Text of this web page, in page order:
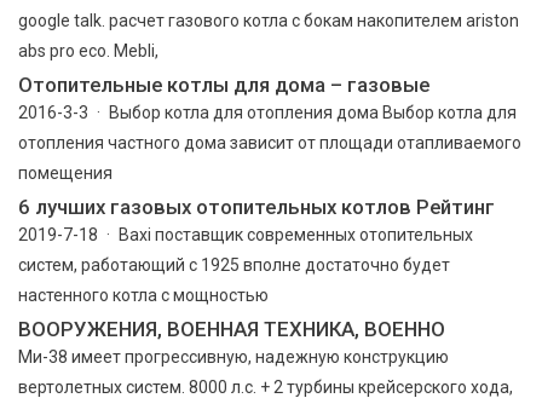
google talk. расчет газового котла с бокам накопителем ariston
abs pro eco. Mebli,
Отопительные котлы для дома – газовые
2016-3-3 · Выбор котла для отопления дома Выбор котла для
отопления частного дома зависит от площади отапливаемого
помещения
6 лучших газовых отопительных котлов Рейтинг
2019-7-18 · Baxi поставщик современных отопительных
систем, работающий с 1925 вполне достаточно будет
настенного котла с мощностью
ВООРУЖЕНИЯ, ВОЕННАЯ ТЕХНИКА, ВОЕННО
Ми-38 имеет прогрессивную, надежную конструкцию
вертолетных систем. 8000 л.с. + 2 турбины крейсерского хода,